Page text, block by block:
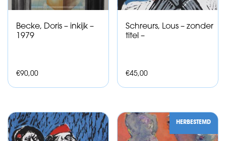
Becke, Doris – inkijk –
1979
€90,00
Schreurs, Lous – zonder
titel –
€45,00
HERBESTEMD